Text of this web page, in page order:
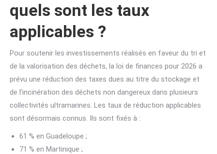
quels sont les taux
applicables ?
Pour soutenir les investissements réalisés en faveur du tri et
de la valorisation des déchets, la loi de finances pour 2026 a
prévu une réduction des taxes dues au titre du stockage et
de l’incinération des déchets non dangereux dans plusieurs
collectivités ultramarines. Les taux de réduction applicables
sont désormais connus. Ils sont fixés à :
61 % en Guadeloupe ;
71 % en Martinique ;